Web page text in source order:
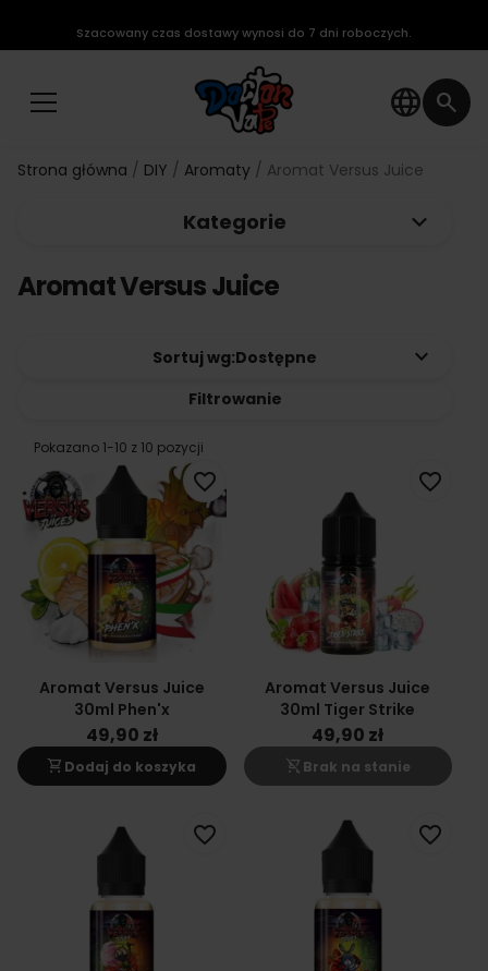
language search
Szacowany czas dostawy wynosi do 7 dni roboczych.
Strona główna DIY Aromaty Aromat Versus Juice
Kategorie keyboard_arrow_down
Aromat Versus Juice
Sortuj wg:Dostępne keyboard_arrow_down
Filtrowanie
Pokazano 1-10 z 10 pozycji
Aromat Versus Juice
30ml Phen'x
49,90 zł
shopping_cart Dodaj do koszyka
favorite_border
Aromat Versus Juice
30ml Tiger Strike
49,90 zł
shopping_cart_off Brak na stanie
favorite_border
favorite_border favorite_border